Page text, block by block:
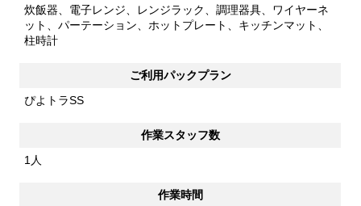
炊飯器、電子レンジ、レンジラック、調理器具、ワイヤーネ
ット、パーテーション、ホットプレート、キッチンマット、
柱時計
ご利用パックプラン
ぴよトラSS
作業スタッフ数
1人
作業時間